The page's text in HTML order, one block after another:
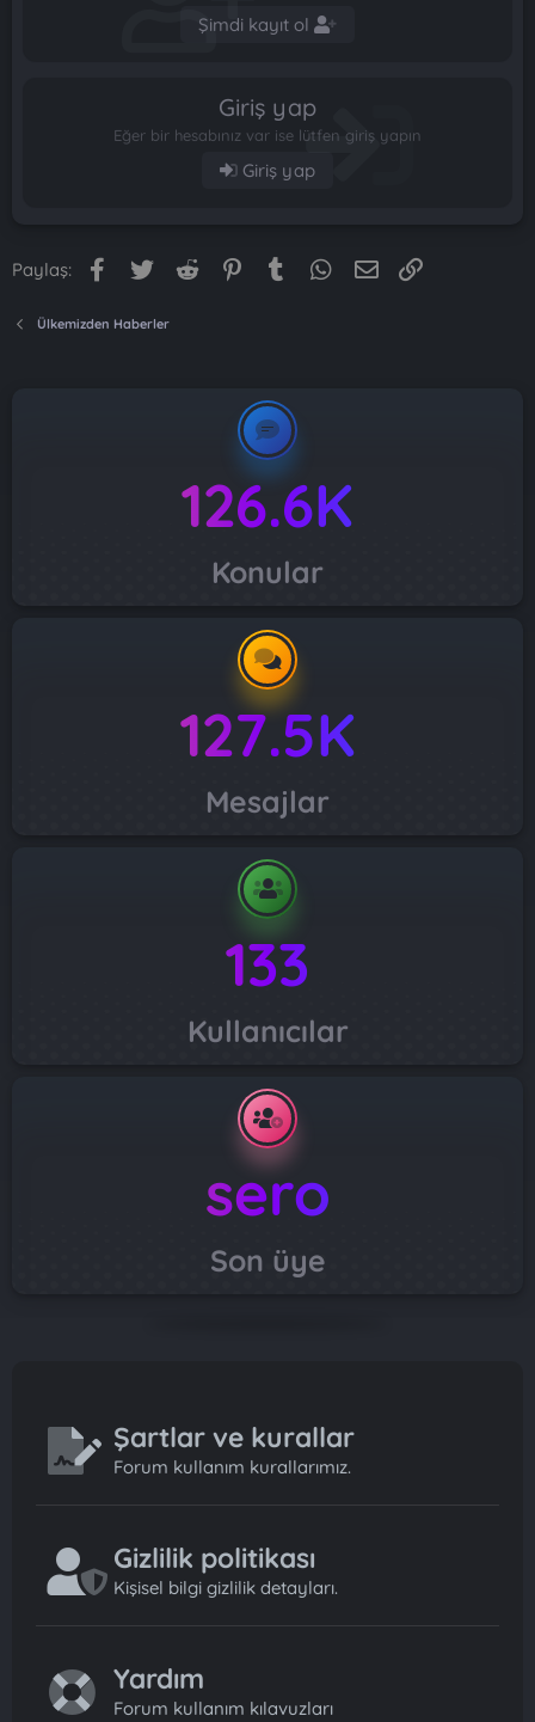
Şimdi kayıt ol
Giriş yap
Eğer bir hesabınız var ise lütfen giriş yapın
Giriş yap
Paylaş: Facebook
Twitter Reddit PinterestTumblr WhatsApp
E-posta
Ülkemizden Haberler
126.6K
Konular
127.5K
Mesajlar
133
Kullanıcılar
sero
Son üye
Şartlar ve kurallar
Forum kullanım kurallarımız.
Gizlilik politikası
Kişisel bilgi gizlilik detayları.
Yardım
Forum kullanım kılavuzları